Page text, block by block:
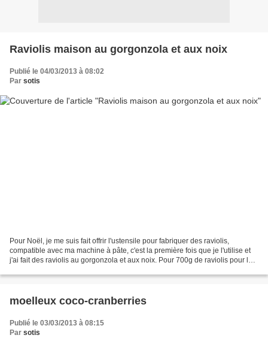
Raviolis maison au gorgonzola et aux noix
Publié le 04/03/2013 à 08:02
Par sotis
Pour Noël, je me suis fait offrir l'ustensile pour fabriquer des raviolis,
compatible avec ma machine à pâte, c'est la première fois que je l'utilise et
j'ai fait des raviolis au gorgonzola et aux noix. Pour 700g de raviolis pour la
moelleux coco-cranberries
Publié le 03/03/2013 à 08:15
Par sotis